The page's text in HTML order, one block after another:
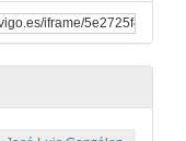
D. Juan Pardo Froján abre o 13º Congreso de Traballos Colaborativos